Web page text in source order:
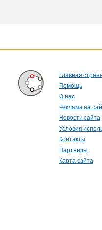
Главная
Помощь
О нас
Реклама на
Новости сайта
Условия
Контакты
Партнеры
Карта сайта